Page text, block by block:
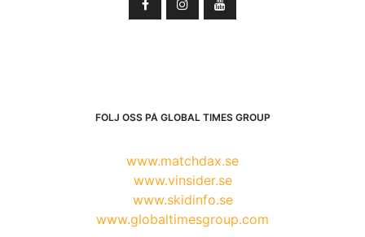
FÖLJ OSS PÅ GLOBAL TIMES GROUP
www.matchdax.se
www.vinsider.se
www.skidinfo.se
www.globaltimesgroup.com